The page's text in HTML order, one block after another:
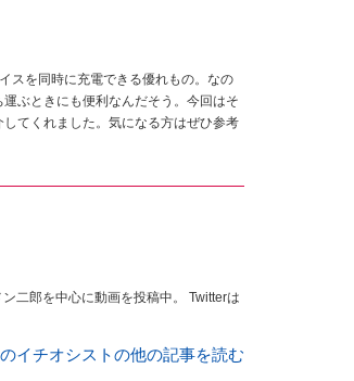
スを同時に充電できる優れもの。なの
ぶときにも便利なんだそう。今回はそ
てくれました。気になる方はぜひ参考
二郎を中心に動画を投稿中。 Twitterは
イチオシストの他の記事を読む